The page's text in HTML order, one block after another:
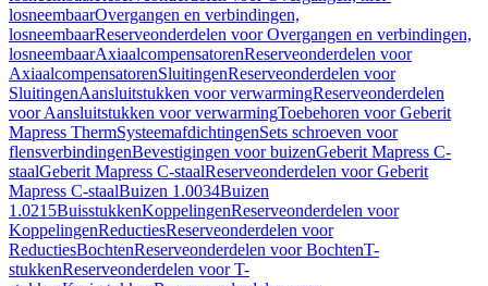
losneembaarOvergangen en verbindingen,
losneembaarReserveonderdelen voor Overgangen en verbindingen,
losneembaarAxiaalcompensatorenReserveonderdelen voor
AxiaalcompensatorenSluitingenReserveonderdelen voor
SluitingenAansluitstukken voor verwarmingReserveonderdelen
voor Aansluitstukken voor verwarmingToebehoren voor Geberit
Mapress ThermSysteemafdichtingenSets schroeven voor
flensverbindingenBevestigingen voor buizenGeberit Mapress C-
staalGeberit Mapress C-staalReserveonderdelen voor Geberit
Mapress C-staalBuizen 1.0034Buizen
1.0215BuisstukkenKoppelingenReserveonderdelen voor
KoppelingenReductiesReserveonderdelen voor
ReductiesBochtenReserveonderdelen voor BochtenT-
stukkenReserveonderdelen voor T-